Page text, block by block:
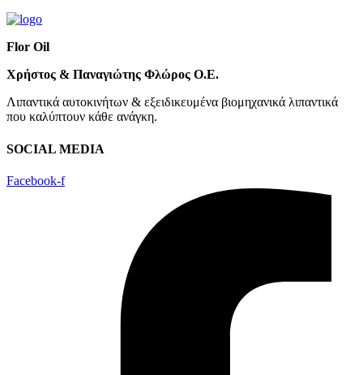
Flor Oil
Χρήστος & Παναγιώτης Φλώρος Ο.Ε.
Λιπαντικά αυτοκινήτων & εξειδικευμένα βιομηχανικά λιπαντικά
που καλύπτουν κάθε ανάγκη.
SOCIAL MEDIA
Facebook-f